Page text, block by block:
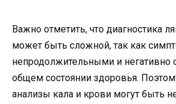
Важно отметить, что диагностика
может быть сложной, так как
непродолжительными и негативно
общем состоянии здоровья.
анализы кала и крови могут быть